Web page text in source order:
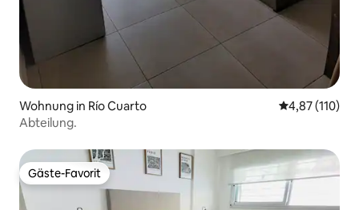
Wohnung in Río Cuarto
4,87 (110)
Abteilung.
Gäste-Favorit
Gäste-Favorit